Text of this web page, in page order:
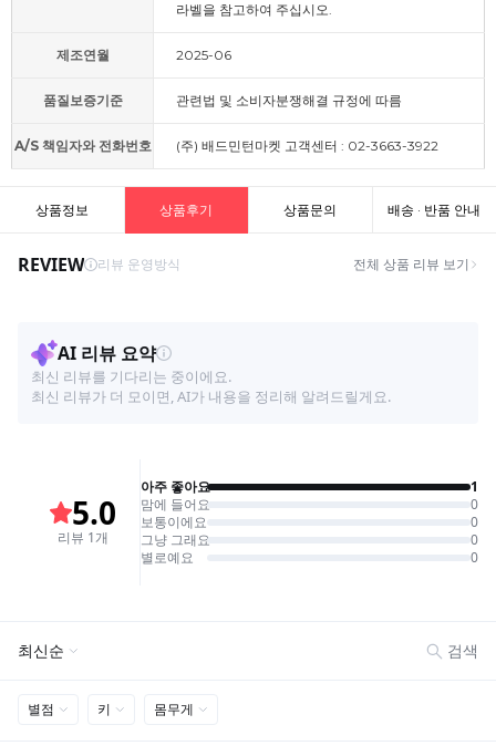
라벨을 참고하여 주십시오.
제조연월 2025-06
품질보증기준 관련법 및 소비자분쟁해결 규정에 따름
A/S 책임자와 전화번호 (주) 배드민턴마켓 고객센터 : 02-3663-3922
상품정보 상품후기 상품문의 배송 · 반품 안내